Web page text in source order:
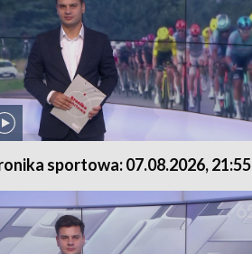
sportowa: 07.08.2026, 21:55